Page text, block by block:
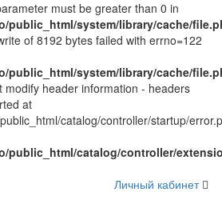
must be greater than 0 in
public_html/system/library/cache/
of 8192 bytes failed with errno=122
public_html/system/library/cache/
modify header information - headers
at
catalog/controller/startup/
public_html/catalog/controller/
Личный кабинет